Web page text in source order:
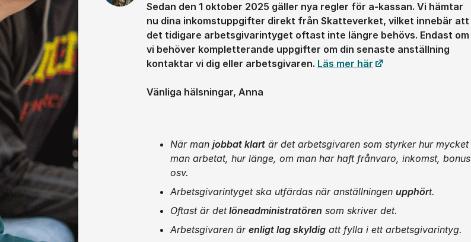
Sedan den 1 oktober 2025 gäller nya regler för a‑kassan. Vi hämtar
nu dina inkomstuppgifter direkt från Skatteverket, vilket innebär att
det tidigare arbetsgivarintyget oftast inte längre behövs. Endast om
vi behöver kompletterande uppgifter om din senaste anställning
kontaktar vi dig eller arbetsgivaren. Läs mer här
Vänliga hälsningar, Anna
När man jobbat klart är det arbetsgivaren som styrker hur mycket
man arbetat, hur länge, om man har haft frånvaro, inkomst, bonus
osv.
Arbetsgivarintyget ska utfärdas när anställningen upphört.
Oftast är detlöneadministratören som skriver det.
Arbetsgivaren är enligt lag skyldig att fylla i ett arbetsgivarintyg.